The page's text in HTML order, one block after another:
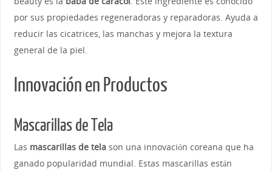
por sus propiedades regeneradoras y reparadoras. Ayuda a
reducir las cicatrices, las manchas y mejora la textura
general de la piel.
Innovación en Productos
Mascarillas de Tela
Las mascarillas de telason una innovación coreana que ha
ganado popularidad mundial. Estas mascarillas están